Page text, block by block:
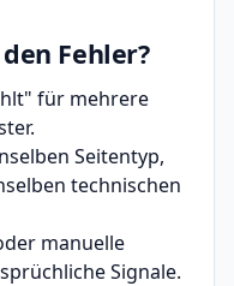
Fehler?
für mehrere
Seitentyp,
technischen
manuelle
Signale.